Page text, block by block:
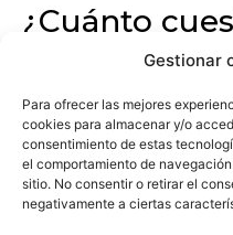
Gestionar
Para ofrecer las mejores
cookies para almacenar y/o
consentimiento de estas
el comportamiento de
sitio. No consentir o retirar el
negativamente a ciertas
¿Cuánto
fotomatón
Salinas?
El precio depende del
duración del servicio y
personalización. Por